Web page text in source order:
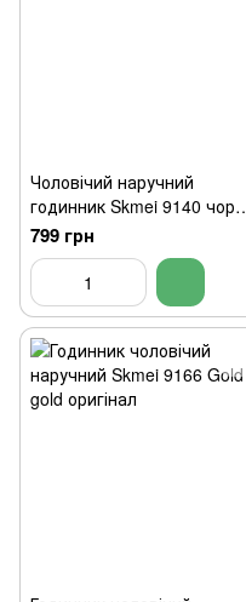
Чоловічий наручний
годинник Skmei 9140 чорні
з синім циферблатом
799 грн